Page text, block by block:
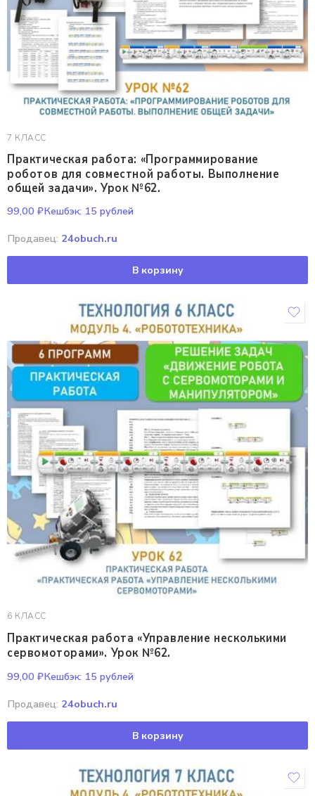
7 КЛАСС
Практическая работа: «Программирование
роботов для совместной работы. Выполнение
общей задачи». Урок №62.
99,00 ₽Кешбэк: 15 рублей
Продавец: 24obuch.ru
В корзину
6 КЛАСС
Практическая работа «Управление несколькими
сервомоторами». Урок №62.
99,00 ₽Кешбэк: 15 рублей
Продавец: 24obuch.ru
В корзину